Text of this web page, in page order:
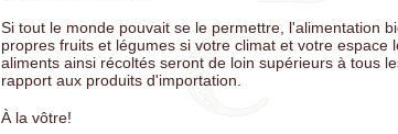
Si tout le monde pouvait se le permettre, l'alimentation
propres fruits et légumes si votre climat et votre
aliments ainsi récoltés seront de loin supérieurs à tous
rapport aux produits d'importation.
À la vôtre!